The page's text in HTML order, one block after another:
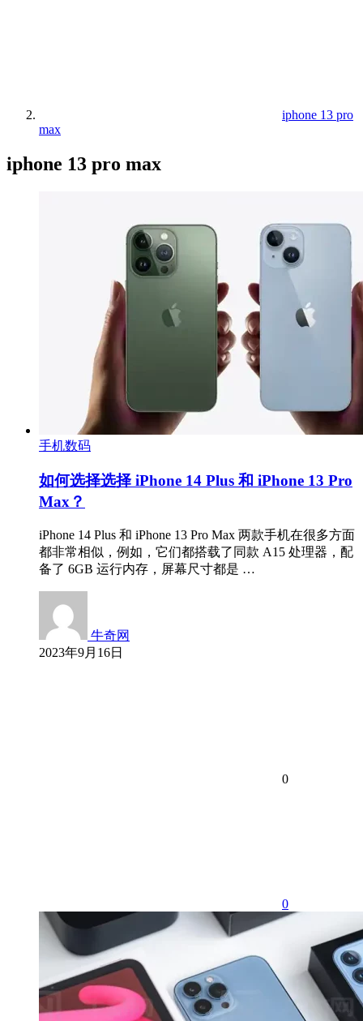
iphone 13 pro
max
iphone 13 pro max
手机数码
如何选择选择 iPhone 14 Plus 和 iPhone 13 Pro
Max？
iPhone 14 Plus 和 iPhone 13 Pro Max 两款手机在很多方面
都非常相似，例如，它们都搭载了同款 A15 处理器，配
备了 6GB 运行内存，屏幕尺寸都是 …
牛奇网
2023年9月16日
0
0